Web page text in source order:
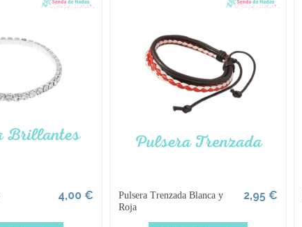
4,00 €
Pulsera Trenzada Blanca y
Roja
2,95 €